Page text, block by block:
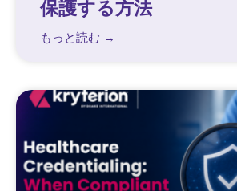
保護する方法
もっと読む →